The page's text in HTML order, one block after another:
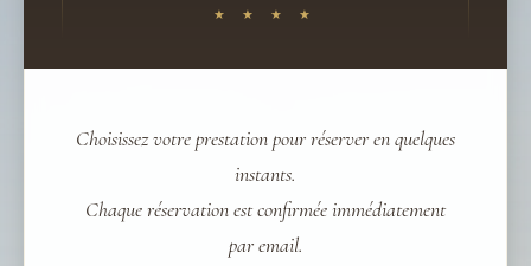
★ ★ ★ ★
Choisissez votre prestation pour réserver en quelques
instants.
Chaque réservation est confirmée immédiatement
par email.